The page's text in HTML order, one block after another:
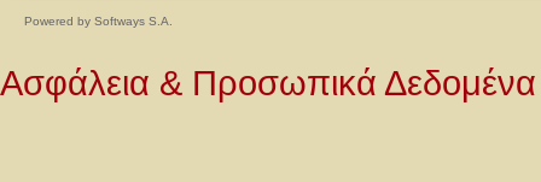
Powered by Softways S.A.
Ασφάλεια & Προσωπικά Δεδομένα